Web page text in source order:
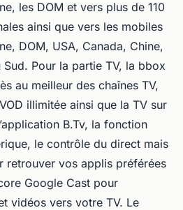
les DOM et vers plus de 110
ainsi que vers les mobiles
DOM, USA, Canada, Chine,
Pour la partie TV, la bbox
au meilleur des chaînes TV,
illimitée ainsi que la TV sur
B.Tv, la fonction
le contrôle du direct mais
retrouver vos applis préférées
Google Cast pour
vidéos vers votre TV. Le